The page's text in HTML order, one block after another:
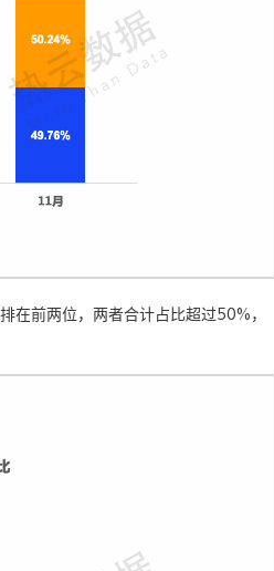
在前两位，两者合计占比超过50%，